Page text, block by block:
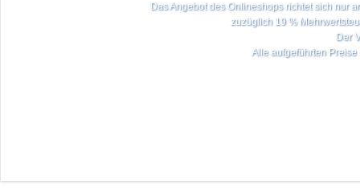
Das Angebot des Onlineshops richtet sich nur
zuzüglich 19 %
Der
Alle aufgeführten